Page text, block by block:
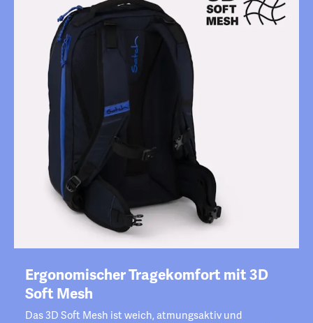
Ergonomischer Tragekomfort mit 3D
Soft Mesh
Das 3D Soft Mesh ist weich, atmungsaktiv und